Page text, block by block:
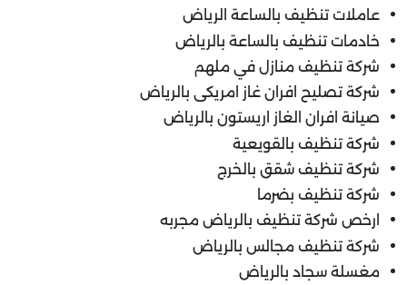
عاملات تنظيف بالساعة الرياض
خادمات تنظيف بالساعة بالرياض
شركة تنظيف منازل في ملهم
شركة تصليح افران غاز امريكى بالرياض
صيانة افران الغاز اريستون بالرياض
شركة تنظيف بالقويعية
شركة تنظيف شقق بالخرج
شركة تنظيف بضرما
ارخص شركة تنظيف بالرياض مجربه
شركة تنظيف مجالس بالرياض
مغسلة سجاد بالرياض